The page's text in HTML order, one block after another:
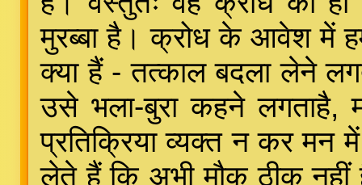
मुरब्बा है। क्रोध के आवेश में
क्या हैं - तत्काल बदला लेने
उसे भला-बुरा कहने लगताहै,
प्रतिक्रिया व्यक्त न कर मन
लेते हैं कि अभी मौक ठीक नहीं